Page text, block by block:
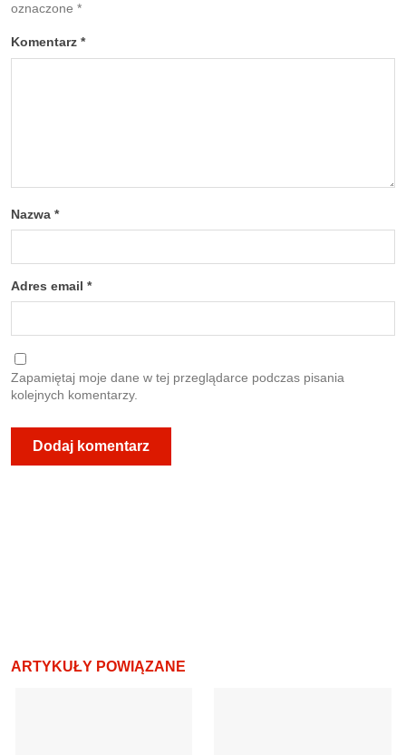
oznaczone *
Komentarz *
Nazwa *
Adres email *
Zapamiętaj moje dane w tej przeglądarce podczas pisania
kolejnych komentarzy.
ARTYKUŁY POWIĄZANE